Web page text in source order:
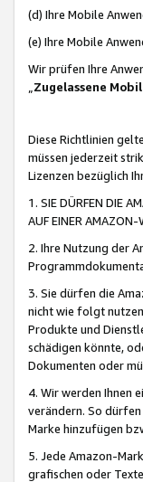
(d) Ihre Mobile
(e) Ihre Mobile
Wir prüfen Ihre
„Zugelassene
Diese Richtlinien
müssen jederzeit
Lizenzen bezüglich
1. SIE DÜRFEN DIE
AUF EINER AMAZON-
2. Ihre Nutzung der
3. Sie dürfen die
nicht wie folgt
Produkte und
schädigen könnte,
Dokumenten oder
4. Wir werden Ihnen
verändern. So
Marke hinzufügen
5. Jede Amazon-
grafischen oder